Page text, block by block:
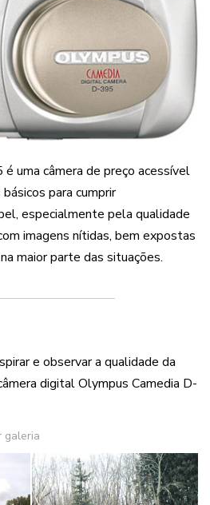
uma câmera de preço acessível
para cumprir
especialmente pela qualidade
imagens nítidas, bem expostas
maior parte das situações.
e observar a qualidade da
digital Olympus Camedia D-
galeria